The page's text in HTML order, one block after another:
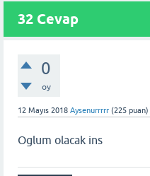
32 Cevap
0
oy
12 Mayıs 2018 Aysenurrrrr (225 puan)
Oglum olacak ins